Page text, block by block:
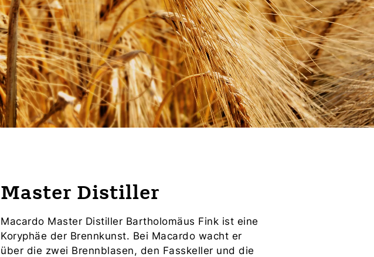
Master Distiller
Macardo Master Distiller Bartholomäus Fink ist eine
Koryphäe der Brennkunst. Bei Macardo wacht er
über die zwei Brennblasen, den Fasskeller und die